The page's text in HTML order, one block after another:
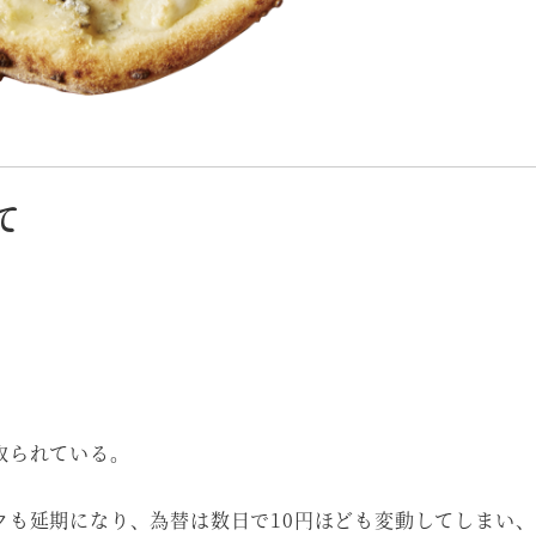
れている。
延期になり、為替は数日で10円ほども変動してしまい